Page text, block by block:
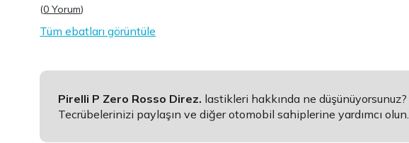
(0 Yorum)
Tüm ebatları görüntüle
Pirelli P Zero Rosso Direz. lastikleri hakkında ne düşünüyorsunuz?
Tecrübelerinizi paylaşın ve diğer otomobil sahiplerine yardımcı olun.